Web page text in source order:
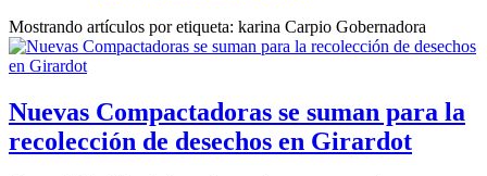
Mostrando artículos por etiqueta: karina Carpio Gobernadora
Nuevas Compactadoras se suman para la
recolección de desechos en Girardot